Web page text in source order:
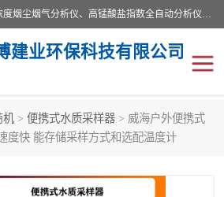
青岛路博环保公司主营：低浓度烟尘烟气分析仪、高锰酸盐指数全自动分析仪、便携式超声波明渠流量计、便携式水质采样器、恒温恒湿称重系统、手持式油烟检测仪等;是一家集环保科研、设计、生产、维护、销售和系统集成为一体的综合性高科技企业。路博人秉承"科学技术是第一生产力的重要理念，倡导环境友好型的生产、生活和消费方式。
建业环保科技有限公司
机 > 便携式水质采样器 > 威海户外便携式
度快 能存储采样方式和选配温度计
气体检测仪
手持式油烟检测仪